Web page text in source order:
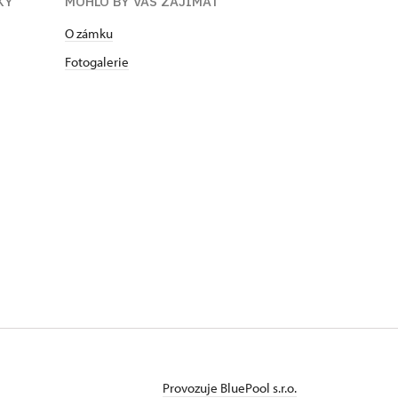
O zámku
Fotogalerie
Provozuje BluePool s.r.o.